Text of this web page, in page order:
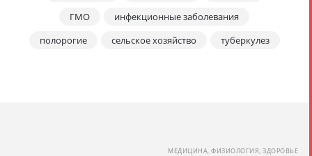
ГМО
инфекционные заболевания
полорогие
сельское хозяйство туберкулез
МЕДИЦИНА, ФИЗИОЛОГИЯ, ЗДОРОВЬЕ